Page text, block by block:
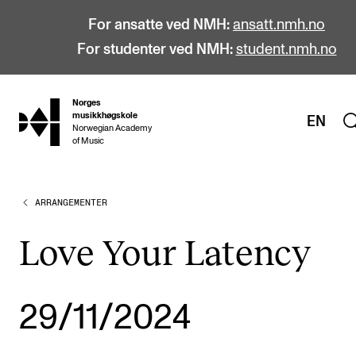
For ansatte ved NMH: ansatt.nmh.no
For studenter ved NMH: student.nmh.no
hjem
Norges
musikkhøgskole
Norwegian Academy
of Music
EN
STUDIER
Bachelor
Doktorgrad
ARRANGEMENTER
Love Your Latency
29/11/2024